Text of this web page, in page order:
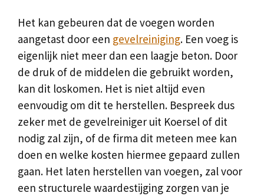
Het kan gebeuren dat de voegen worden
aangetast door een gevelreiniging. Een voeg is
eigenlijk niet meer dan een laagje beton. Door
de druk of de middelen die gebruikt worden,
kan dit loskomen. Het is niet altijd even
eenvoudig om dit te herstellen. Bespreek dus
zeker met de gevelreiniger uit Koersel of dit
nodig zal zijn, of de firma dit meteen mee kan
doen en welke kosten hiermee gepaard zullen
gaan. Het laten herstellen van voegen, zal voor
een structurele waardestijging zorgen van je